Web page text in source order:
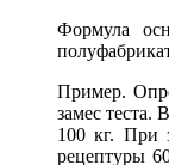
Формула
Пример.
замес теста.
100 кг. При
рецептуры